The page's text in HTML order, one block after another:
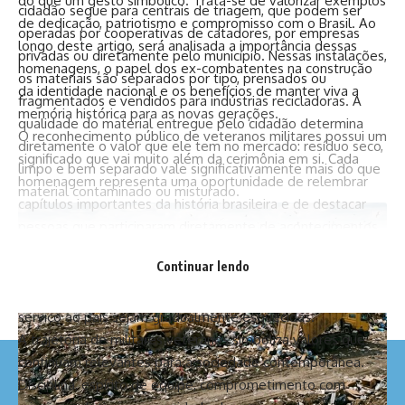
cidadão segue para centrais de triagem, que podem ser
operadas por cooperativas de catadores, por empresas
privadas ou diretamente pelo município. Nessas instalações,
os materiais são separados por tipo, prensados ou
fragmentados e vendidos para indústrias recicladoras. A
qualidade do material entregue pelo cidadão determina
diretamente o valor que ele tem no mercado: resíduo seco,
limpo e bem separado vale significativamente mais do que
material contaminado ou misturado.
de dedicação, patriotismo e compromisso com o Brasil. Ao
longo deste artigo, será analisada a importância dessas
homenagens, o papel dos ex-combatentes na construção
da identidade nacional e os benefícios de manter viva a
memória histórica para as novas gerações.
O reconhecimento público de veteranos militares possui um
significado que vai muito além da cerimônia em si. Cada
homenagem representa uma oportunidade de relembrar
capítulos importantes da história brasileira e de destacar
informação e pela constante renovação das pautas
serviço ao país sejam gradualmente esquecidas.
A trajetória de militares veteranos simboliza valores que
continuam relevantes para a sociedade contemporânea.
Disciplina, espírito de equipe, comprometimento com
Continuar lendo